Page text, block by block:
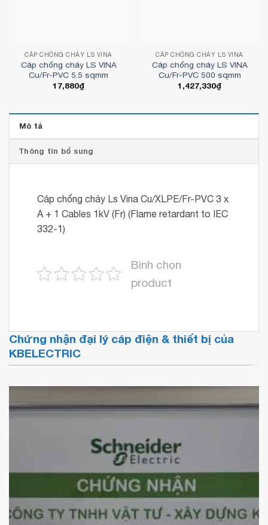
CÁP CHỐNG CHÁY LS VINA
Cáp chống cháy LS VINA
Cu/Fr-PVC 5.5 sqmm
17,880₫
CÁP CHỐNG CHÁY LS VINA
Cáp chống cháy LS VINA
Cu/Fr-PVC 500 sqmm
1,427,330₫
Mô tả
Thông tin bổ sung
Cáp chống cháy Ls Vina Cu/XLPE/Fr-PVC 3 x
A + 1 Cables 1kV (Fr) (Flame retardant to IEC
332-1)
Bình chọn
product
Chứng nhận đại lý cáp điện & thiết bị của
KBELECTRIC